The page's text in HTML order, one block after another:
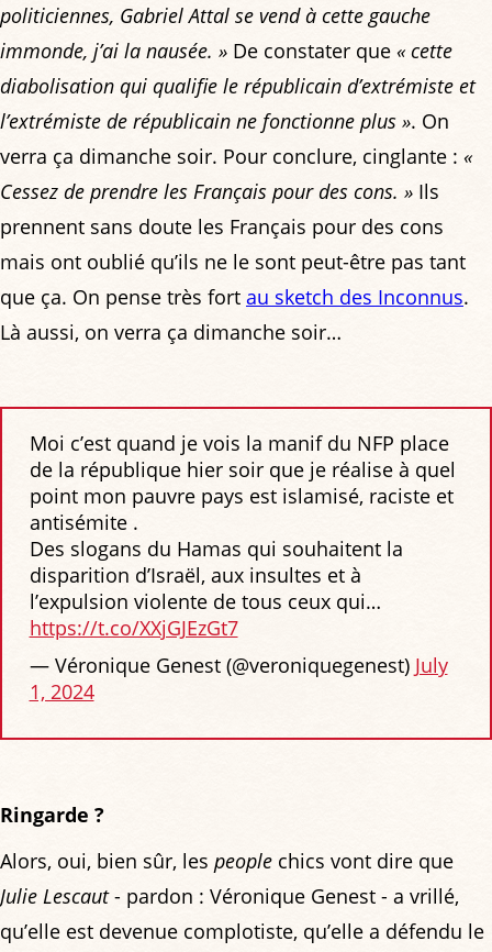
politiciennes, Gabriel Attal se vend à cette gauche
immonde, j’ai la nausée. » De constater que « cette
diabolisation qui qualifie le républicain d’extrémiste et
l’extrémiste de républicain ne fonctionne plus ». On
verra ça dimanche soir. Pour conclure, cinglante : «
Cessez de prendre les Français pour des cons. » Ils
prennent sans doute les Français pour des cons
mais ont oublié qu’ils ne le sont peut-être pas tant
que ça. On pense très fort au sketch des Inconnus.
Là aussi, on verra ça dimanche soir…
Moi c’est quand je vois la manif du NFP place
de la république hier soir que je réalise à quel
point mon pauvre pays est islamisé, raciste et
antisémite .
Des slogans du Hamas qui souhaitent la
disparition d’Israël, aux insultes et à
l’expulsion violente de tous ceux qui…
https://t.co/XXjGJEzGt7
— Véronique Genest (@veroniquegenest) July
1, 2024
Ringarde ?
Alors, oui, bien sûr, les people chics vont dire que
Julie Lescaut- pardon : Véronique Genest - a vrillé,
qu’elle est devenue complotiste, qu’elle a défendu le